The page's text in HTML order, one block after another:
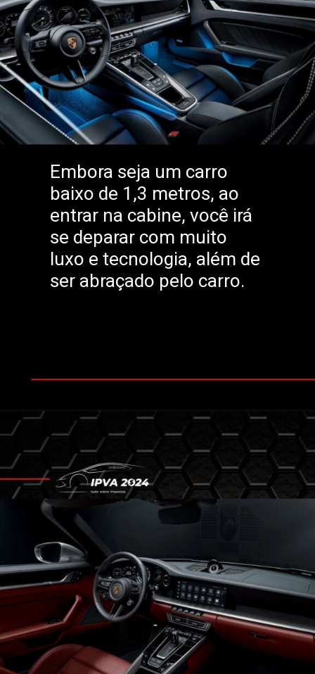
Embora seja um carro
baixo de 1,3 metros, ao
entrar na cabine, você irá
se deparar com muito
luxo e tecnologia, além de
ser abraçado pelo carro.